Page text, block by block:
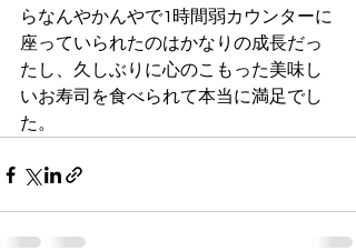
らなんやかんやで1時間弱カウンターに
座っていられたのはかなりの成長だっ
たし、久しぶりに心のこもった美味し
いお寿司を食べられて本当に満足でし
た。